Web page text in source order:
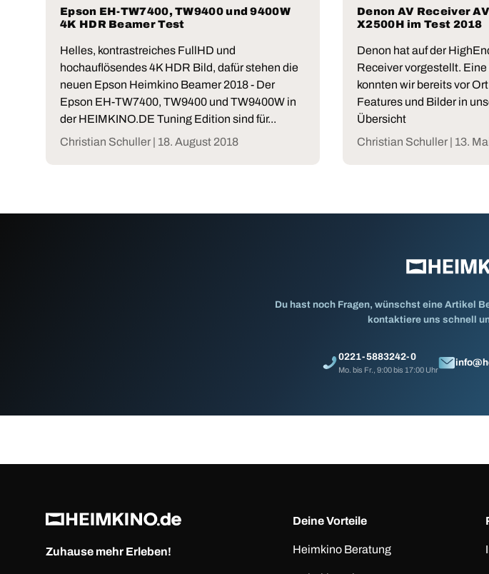
Epson EH-TW7400, TW9400 und 9400W
4K HDR Beamer Test
Helles, kontrastreiches FullHD und
hochauflösendes 4K HDR Bild, dafür stehen die
neuen Epson Heimkino Beamer 2018 - Der
Epson EH-TW7400, TW9400 und TW9400W in
der HEIMKINO.DE Tuning Edition sind für...
Christian Schuller | 18. August 2018
Denon AV Receiver
X2500H im Test 2018
Denon hat auf der
Receiver vorgestellt.
konnten wir bereits vor
Features und Bilder in
Übersicht
Christian Schuller | 13.
Du hast noch Fragen, wünschst eine Artikel
kontaktiere uns schnell
0221-5883242-0
Mo. bis Fr., 9:00 bis 17:00 Uhr
Zuhause mehr Erleben!
Deine Vorteile
Heimkino Beratung